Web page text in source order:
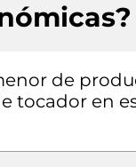
de
tocador en